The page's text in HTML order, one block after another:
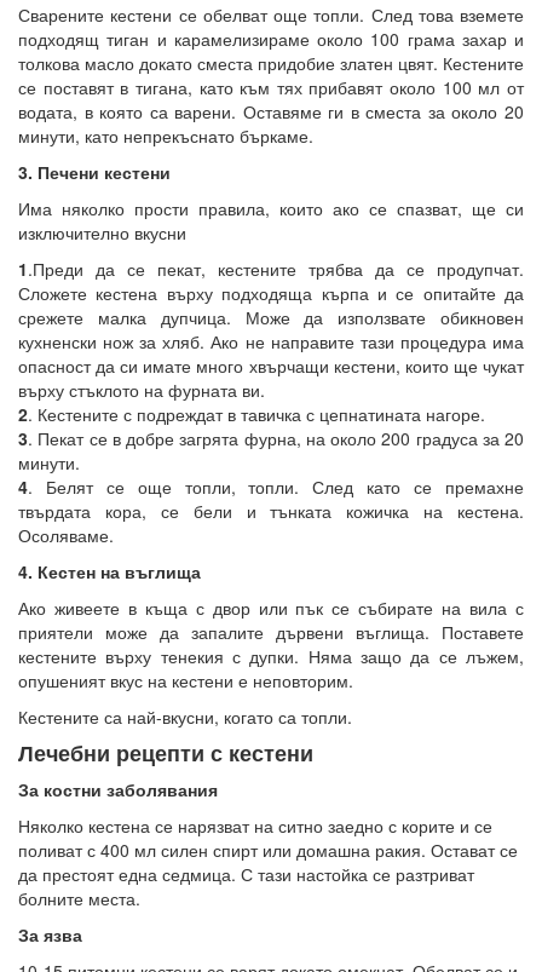
Сварените кестени се обелват още топли. След това вземете
подходящ тиган и карамелизираме около 100 грама захар и
толкова масло докато сместа придобие златен цвят. Кестените
се поставят в тигана, като към тях прибавят около 100 мл от
водата, в която са варени. Оставяме ги в сместа за около 20
минути, като непрекъснато бъркаме.
3. Печени кестени
Има няколко прости правила, които ако се спазват, ще си
изключително вкусни
1.Преди да се пекат, кестените трябва да се продупчат.
Сложете кестена върху подходяща кърпа и се опитайте да
срежете малка дупчица. Може да използвате обикновен
кухненски нож за хляб. Ако не направите тази процедура има
опасност да си имате много хвърчащи кестени, които ще чукат
върху стъклото на фурната ви.
2. Кестените с подреждат в тавичка с цепнатината нагоре.
3. Пекат се в добре загрята фурна, на около 200 градуса за 20
минути.
4. Белят се още топли, топли. След като се премахне
твърдата кора, се бели и тънката кожичка на кестена.
Осоляваме.
4. Кестен на въглища
Ако живеете в къща с двор или пък се събирате на вила с
приятели може да запалите дървени въглища. Поставете
кестените върху тенекия с дупки. Няма защо да се лъжем,
опушеният вкус на кестени е неповторим.
Кестените са най-вкусни, когато са топли.
Лечебни рецепти с кестени
За костни заболявания
Няколко кестена се нарязват на ситно заедно с корите и се
поливат с 400 мл силен спирт или домашна ракия. Остават се
да престоят една седмица. С тази настойка се разтриват
болните места.
За язва